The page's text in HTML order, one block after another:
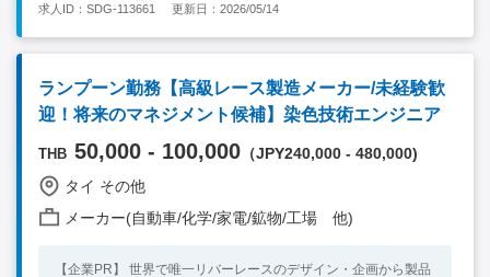
求人ID：SDG-113661 更新日：2026/05/14
ランプーン勤務【高級レース製造メーカー/未経験歓
迎！将来のマネジメント候補】染色技術エンジニア
THB 50,000 - 100,000 （JPY240,000 - 480,000)
タイ その他
メーカー(自動車/化学/家電/鉱物/工場 他)
【企業PR】 世界で唯一リバーレースのデザイン・企画から製品